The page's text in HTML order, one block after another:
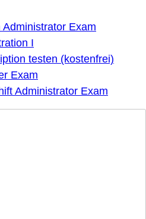
Exam
I
testen (kostenfrei)
Exam
Administrator Exam